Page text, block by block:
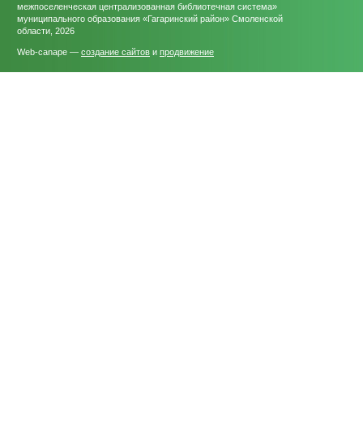
межпоселенческая централизованная библиотечная система»
муниципального образования «Гагаринский район» Смоленской
области, 2026
Web-canape — создание сайтов и продвижение